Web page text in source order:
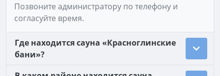
Позвоните администратору по телефону и
согласуйте время.
Где находится сауна «Красноглинские
бани»?